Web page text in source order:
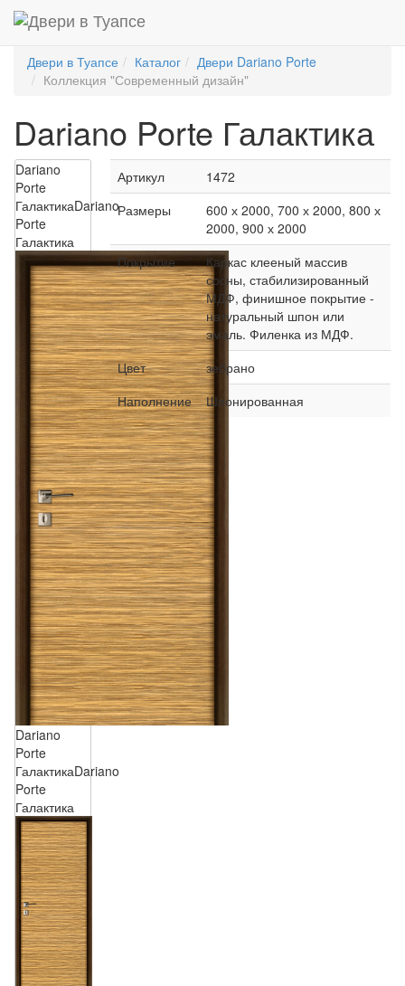
Двери в Туапсе Каталог
Двери Dariano Porte
Коллекция "Современный дизайн"
Dariano Porte Галактика
Dariano
Porte
ГалактикаDariano
Porte
Галактика
Dariano
Porte
ГалактикаDariano
Porte
Галактика
Артикул
1472
Размеры
600 х 2000, 700 х 2000, 800 х
2000, 900 х 2000
Покрытие
Каркас клееный массив
сосны, стабилизированный
МДФ, финишное покрытие -
натуральный шпон или
эмаль. Филенка из МДФ.
Цвет
зебрано
Наполнение
Шпонированная